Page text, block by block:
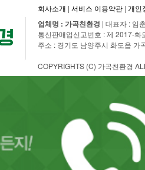
회사소개 | 서비스 이용약관 | 개인
업체명 : 가곡친환경 | 대표자 : 임
통신판매업신고번호 : 제 2017-
주소 : 경기도 남양주시 화도읍
COPYRIGHTS (C) 가곡친환경